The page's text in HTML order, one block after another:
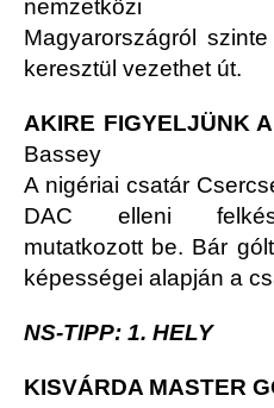
nemzetközi
Magyarországról
keresztül vezethet út.
AKIRE FIGYELJÜNK
Bassey
A nigériai csatár
DAC elleni
mutatkozott be. Bár
képességei alapján a
NS-TIPP: 1. HELY
KISVÁRDA MASTER